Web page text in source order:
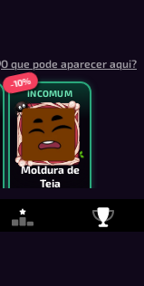
O que pode aparecer aqui?
INCOMUM
Moldura de
Teia
2,700
-10%
INCOMUM
-20%